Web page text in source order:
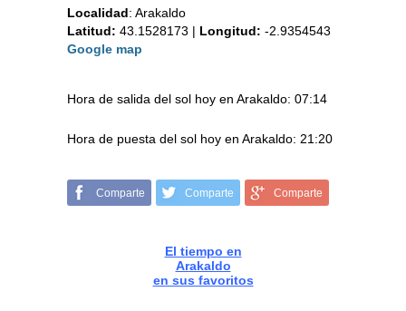
Localidad: Arakaldo
Latitud: 43.1528173 | Longitud: -2.9354543
Google map
Hora de salida del sol hoy en Arakaldo: 07:14
Hora de puesta del sol hoy en Arakaldo: 21:20
Comparte Comparte Comparte
El tiempo en
Arakaldo
en sus favoritos